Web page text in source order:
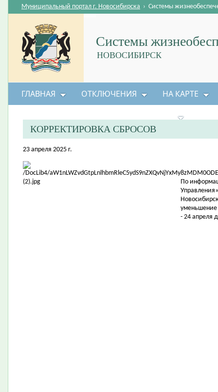
Системы
НОВОСИБИРСК
Муниципальный портал г. Новосибирска › Системы
ГЛАВНАЯ ОТКЛЮЧЕНИЯ НА КАРТЕ
КОРРЕКТИРОВКА СБРОСОВ
23 апреля 2025 г.
По
уменьшение
- 24 апреля